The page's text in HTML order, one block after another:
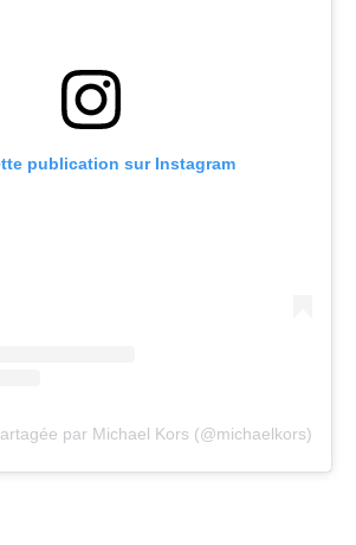
publication sur Instagram
par Michael Kors (@michaelkors)